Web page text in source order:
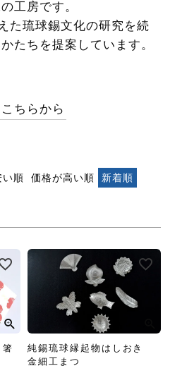
工房です。
た琉球錫文化の研究を続
たちを提案しています。
こちらから
い順 価格が高い順 新着順
純錫琉球縁起物はしおき
金細工まつ